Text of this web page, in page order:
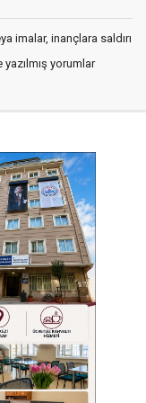
imalar, inançlara saldırı
yorumlar